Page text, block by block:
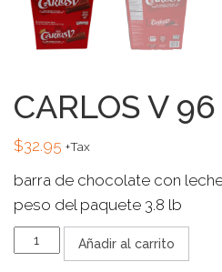
CARLOS V
$32.95 +Tax
barra de chocolate con
peso del paquete 3.8 lb
CARLOS
V
Añadir al carrito